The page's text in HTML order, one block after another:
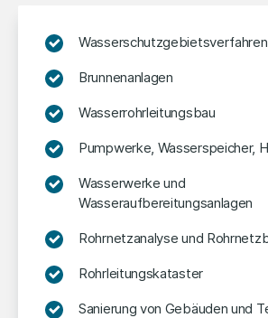
Wasserschutzgebietsverfahren
Brunnenanlagen
Wasserrohrleitungsbau
Pumpwerke, Wasserspeicher,
Wasserwerke und
Wasseraufbereitungsanlagen
Rohrnetzanalyse und
Rohrleitungskataster
Sanierung von Gebäuden und